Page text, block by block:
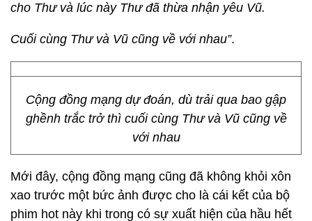
cho Thư và lúc này Thư đã thừa nhận yêu Vũ.
Cuối cùng Thư và Vũ cũng về với nhau”.
Cộng đồng mạng dự đoán, dù trải qua bao gập
ghềnh trắc trở thì cuối cùng Thư và Vũ cũng về
với nhau
Mới đây, cộng đồng mạng cũng đã không khỏi xôn
xao trước một bức ảnh được cho là cái kết của bộ
phim hot này khi trong có sự xuất hiện của hầu hết